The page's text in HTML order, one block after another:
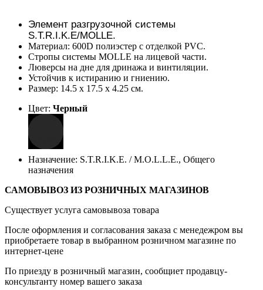
Элемент разгрузочной системы
S.T.R.I.K.E/MOLLE.
Материал: 600D полиэстер c отделкой PVC.
Стропы системы MOLLE на лицевой части.
Люверсы на дне для дринажа и винтиляции.
Устойчив к истиранию и гниению.
Размер: 14.5 х 17.5 х 4.25 см.
Цвет: Черный
Назначение: S.T.R.I.K.E. / M.O.L.L.E., Общего
назначения
САМОВЫВОЗ ИЗ РОЗНИЧНЫХ МАГАЗИНОВ
Существует услуга самовывоза товара
После оформления и согласования заказа с менедежром вы
приобретаете товар в выбранном розничном магазине по
интернет-цене
По приезду в розничный магазин, сообщиет продавцу-
консультанту номер вашего заказа